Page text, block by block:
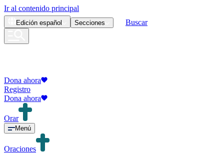
Ir al contenido principal
Edición español Secciones Buscar
Dona ahora
Registro
Dona ahora
Orar
Menú
Oraciones